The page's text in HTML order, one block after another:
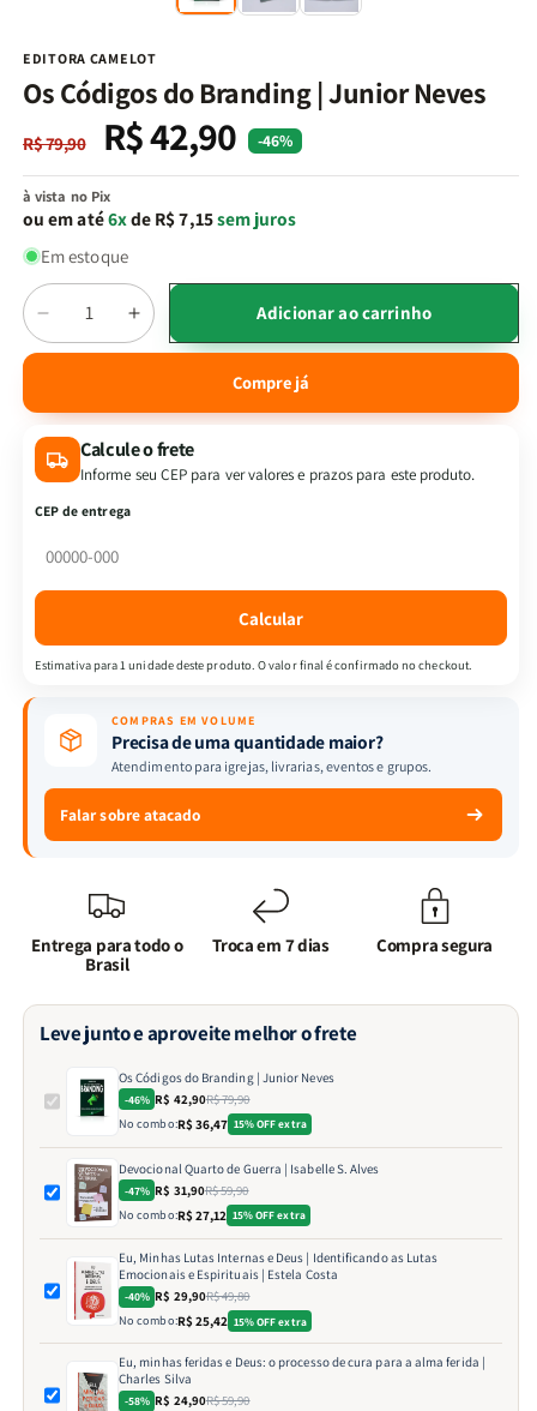
EDITORA CAMELOT
Os Códigos do Branding | Junior Neves
Preço
normal
R$ 79,90
Preço
promocional
R$ 42,90 -46%
à vista no Pix
ou em até6xde R$ 7,15sem juros
Em estoque
Quantidade
Diminuir
a
Os
Códigos
do
Branding
Junior
Aumentar
a
quantidade
Os
Códigos
do
Adicionar ao carrinho
Compre já
Calcule o frete
Informe seu CEP para ver valores e prazos para este produto.
CEP de entrega
Calcular
Estimativa para 1 unidade deste produto. O valor final é confirmado no checkout.
COMPRAS EM VOLUME
Precisa de uma quantidade maior?
Atendimento para igrejas, livrarias, eventos e grupos.
Falar sobre atacado
Entrega para todo o
Brasil
Troca em 7 dias Compra segura
Leve junto e aproveite melhor o frete
Os Códigos do Branding | Junior Neves
-46% R$ 42,90R$ 79,90
No combo:R$ 36,47 15% OFF extra
Devocional Quarto de Guerra | Isabelle S. Alves
-47% R$ 31,90R$ 59,90
No combo:R$ 27,12 15% OFF extra
Eu, Minhas Lutas Internas e Deus | Identificando as Lutas
Emocionais e Espirituais | Estela Costa
-40% R$ 29,90R$ 49,80
No combo:R$ 25,42 15% OFF extra
Eu, minhas feridas e Deus: o processo de cura para a alma ferida |
Charles Silva
-58% R$ 24,90R$ 59,90